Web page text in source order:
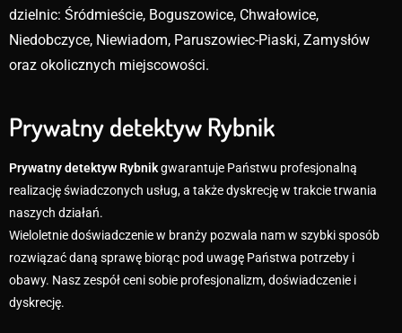
dzielnic: Śródmieście, Boguszowice, Chwałowice,
Niedobczyce, Niewiadom, Paruszowiec-Piaski, Zamysłów
oraz okolicznych miejscowości.
Prywatny detektyw Rybnik
Prywatny detektyw Rybnikgwarantuje Państwu profesjonalną
realizację świadczonych usług, a także dyskrecję w trakcie trwania
naszych działań.
Wieloletnie doświadczenie w branży pozwala nam w szybki sposób
rozwiązać daną sprawę biorąc pod uwagę Państwa potrzeby i
obawy. Nasz zespół ceni sobie profesjonalizm, doświadczenie i
dyskrecję.